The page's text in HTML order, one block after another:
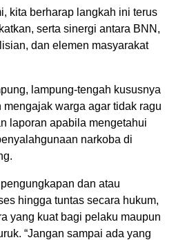
kita berharap langkah ini terus
serta sinergi antara BNN,
dan elemen masyarakat
lampung-tengah kususnya
warga agar tidak ragu
laporan apabila mengetahui
narkoba di
dan atau
hingga tuntas secara hukum,
yang kuat bagi pelaku maupun
“Jangan sampai ada yang